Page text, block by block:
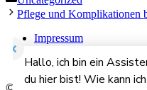
Pflege und Komplikationen
Impressum
Cookie-Richtlinien